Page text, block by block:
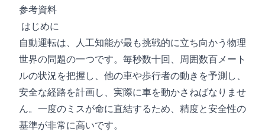
参考資料
はじめに
自動運転は、人工知能が最も挑戦的に立ち向かう物理
世界の問題の一つです。毎秒数十回、周囲数百メート
ルの状況を把握し、他の車や歩行者の動きを予測し、
安全な経路を計画し、実際に車を動かさねばなりませ
ん。一度のミスが命に直結するため、精度と安全性の
基準が非常に高いです。